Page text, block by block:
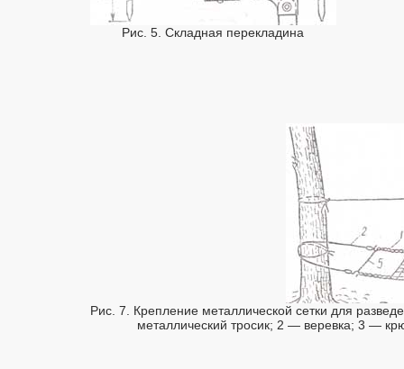
Рис. 5. Складная перекладина
Рис. 7. Крепление металлической сетки для
металлический тросик; 2 — веревка; 3 —